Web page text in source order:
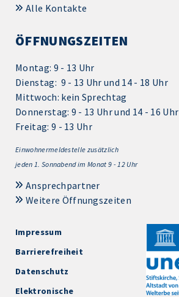
Alle Kontakte
ÖFFNUNGSZEITEN
Montag: 9 - 13 Uhr
Dienstag: 9 - 13 Uhr und 14 - 18 Uhr
Mittwoch: kein Sprechtag
Donnerstag: 9 - 13 Uhr und 14 - 16 Uhr
Freitag: 9 - 13 Uhr
Einwohnermeldestelle zusätzlich
jeden 1. Sonnabend im Monat 9 - 12 Uhr
Ansprechpartner
Weitere Öffnungszeiten
Impressum
Barrierefreiheit
Datenschutz
Elektronische